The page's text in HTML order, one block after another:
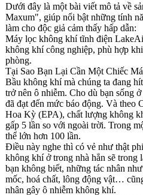
Dưới đây là một bài viết mô tả về
Maxum", giúp nổi bật những tính
làm cho độc giả cảm thấy hấp dẫn:
Máy lọc không khí tĩnh điện
không khí công nghiệp, phù hợp
phòng.
Tại Sao Bạn Lại Cần Một Chiếc
Bầu không khí mà chúng ta đang
trở nên ô nhiễm. Cho dù bạn sống
đã đạt đến mức báo động. Và theo
Hoa Kỳ (EPA), chất lượng không
gấp 5 lần so với ngoài trời. Trong
thể lớn hơn 100 lần.
Điều này nghe thì có vẻ như thật
không khí ở trong nhà hẳn sẽ trong
bạn không biết, những tác nhân
mốc, hoá chất, lông động vật…
nhân gây ô nhiễm không khí.